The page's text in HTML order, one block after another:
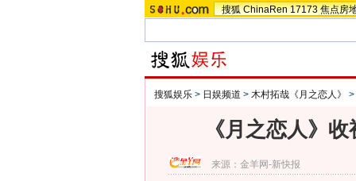
搜狐 ChinaRen 17173 焦点房
搜狐娱乐 > 日娱频道 > 木村拓哉《月之恋人》 >
《月之恋人》
来源： 金羊网-新快报